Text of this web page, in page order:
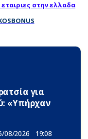
στην ελλαδα
για
«Υπήρχαν
08/2026 19:08